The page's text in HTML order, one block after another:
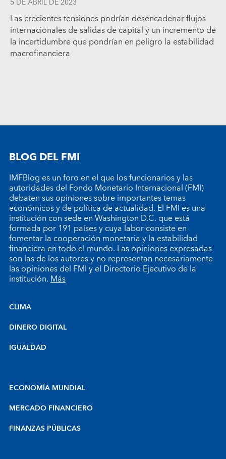
5 DE ABRIL DE 2023
Las crecientes tensiones podrían desencadenar flujos
internacionales de salidas de capital y un incremento de
la incertidumbre que pondrían en peligro la estabilidad
macrofinanciera
BLOG DEL FMI
IMFBlog es un foro en el que los funcionarios y las
autoridades del Fondo Monetario Internacional (FMI)
debaten sus opiniones sobre importantes temas
económicos y de política de actualidad. El FMI es una
institución con sede en Washington D.C. que está
formada por 191 países y cuya labor consiste en
fomentar la cooperación monetaria y la estabilidad
financiera en todo el mundo. Las opiniones expresadas
son las de los autores y no representan necesariamente
las opiniones del FMI y el Directorio Ejecutivo de la
institución.Más
CLIMA
DINERO DIGITAL
IGUALDAD
ECONOMÍA MUNDIAL
MERCADO FINANCIERO
FINANZAS PÚBLICAS